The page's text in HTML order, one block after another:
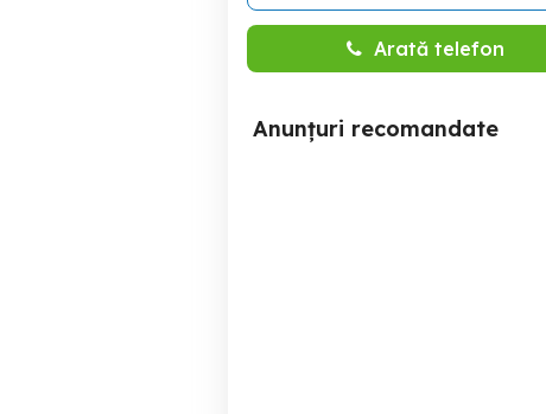
Arată telefon
Anunțuri recomandate